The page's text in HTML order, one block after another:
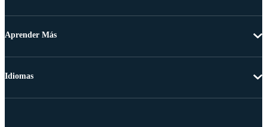
Aprender Más
Idiomas